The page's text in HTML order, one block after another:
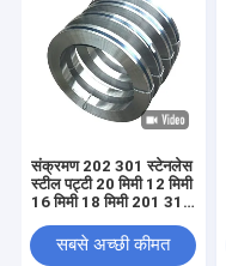
संक्रमण 202 301 स्टेनलेस
स्टील पट्टी 20 मिमी 12 मिमी
16 मिमी 18 मिमी 201 316
सबसे अच्छी कीमत